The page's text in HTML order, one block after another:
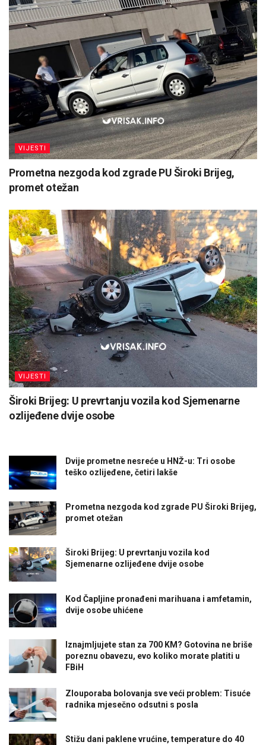
VIJESTI
Prometna nezgoda kod zgrade PU Široki Brijeg,
promet otežan
VIJESTI
Široki Brijeg: U prevrtanju vozila kod Sjemenarne
ozlijeđene dvije osobe
Dvije prometne nesreće u HNŽ-u: Tri osobe
teško ozlijeđene, četiri lakše
Prometna nezgoda kod zgrade PU Široki Brijeg,
promet otežan
Široki Brijeg: U prevrtanju vozila kod
Sjemenarne ozlijeđene dvije osobe
Kod Čapljine pronađeni marihuana i amfetamin,
dvije osobe uhićene
Iznajmljujete stan za 700 KM? Gotovina ne briše
poreznu obavezu, evo koliko morate platiti u
FBiH
Zlouporaba bolovanja sve veći problem: Tisuće
radnika mjesečno odsutni s posla
Stižu dani paklene vrućine, temperature do 40